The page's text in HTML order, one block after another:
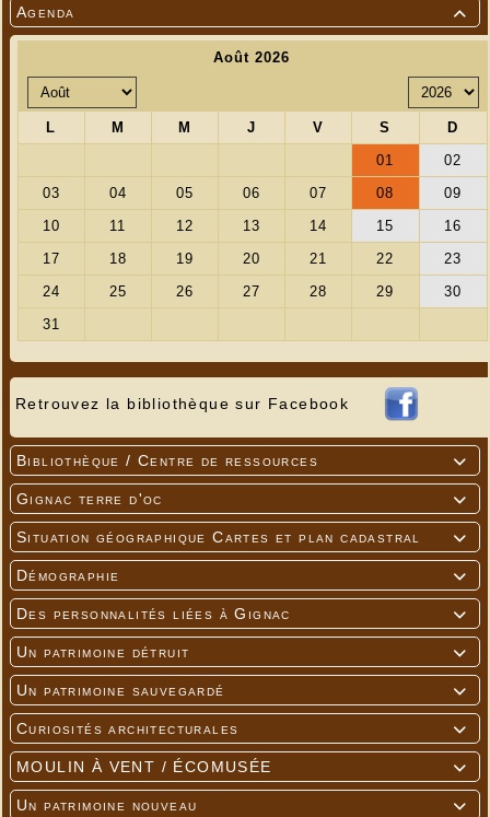

Agenda
Retrouvez la bibliothèque sur Facebook

Bibliothèque / Centre de ressources

Gignac terre d'oc

Situation géographique Cartes et plan cadastral

Démographie

Des personnalités liées à Gignac

Un patrimoine détruit

Un patrimoine sauvegardé

Curiosités architecturales

MOULIN À VENT / ÉCOMUSÉE

Un patrimoine nouveau
---
Le prochain atelier se tiendra le lundi 16
décembre 2024 avec pour thème "Décorations de
Noël"